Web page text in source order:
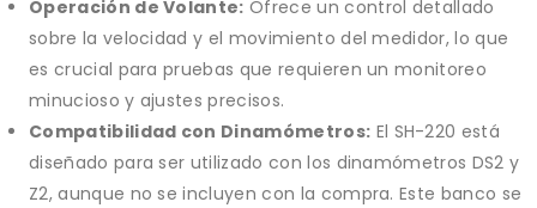
Operación de Volante: Ofrece un control detallado
sobre la velocidad y el movimiento del medidor, lo que
es crucial para pruebas que requieren un monitoreo
minucioso y ajustes precisos.
Compatibilidad con Dinamómetros: El SH-220 está
diseñado para ser utilizado con los dinamómetros DS2 y
Z2, aunque no se incluyen con la compra. Este banco se